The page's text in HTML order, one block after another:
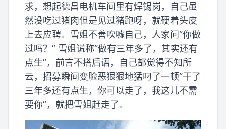
求，想起德昌电机车间里有焊锡岗，自己虽
然没吃过猪肉但是见过猪跑呀，就硬着头皮
上去应聘。雪姐不善吹嘘自己，人家问“你做
过吗？” 雪姐谎称“做有三年多了，其实还有
点生”，前言不搭后语，自己都觉得不知所
云，招募瞬间变脸恶狠狠地猛叼了一顿“干了
三年多还有点生，你可以走了，我这儿不需
要你”，就把雪姐赶走了。